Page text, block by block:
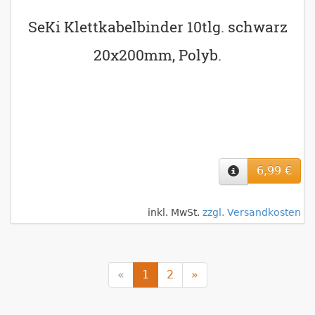
SeKi Klettkabelbinder 10tlg. schwarz
20x200mm, Polyb.
6,99 €
inkl. MwSt. zzgl. Versandkosten
« 1 2 »